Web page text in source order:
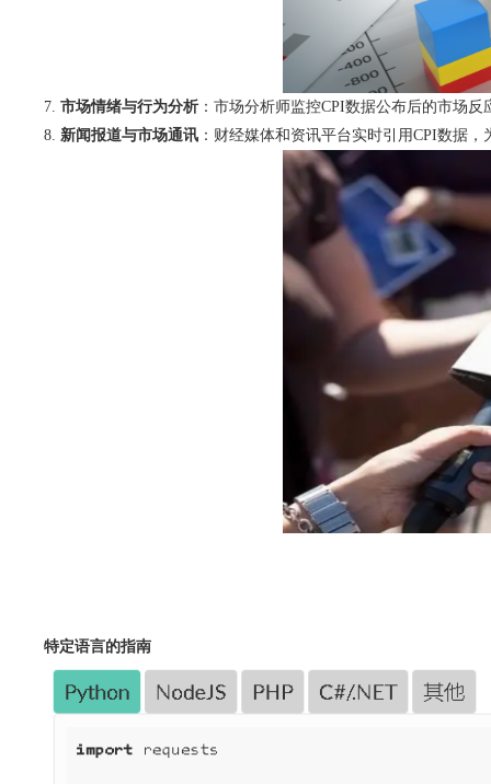
市场情绪与行为分析 ：市场分析师监控CPI数据公布后的市场
新闻报道与市场通讯 ：财经媒体和资讯平台实时引用CPI数据
特定语言的指南